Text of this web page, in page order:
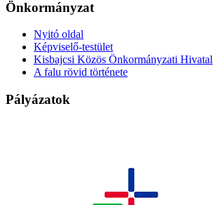
Önkormányzat
Nyitó oldal
Képviselő-testület
Kisbajcsi Közös Önkormányzati Hivatal
A falu rövid története
Pályázatok